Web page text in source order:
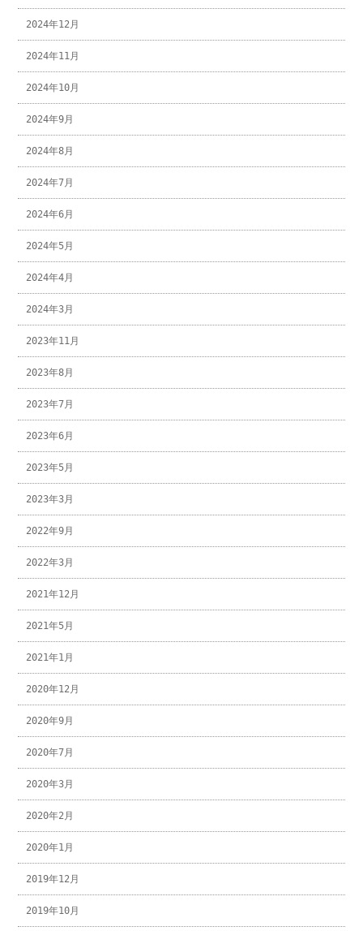
2024年12月
2024年11月
2024年10月
2024年9月
2024年8月
2024年7月
2024年6月
2024年5月
2024年4月
2024年3月
2023年11月
2023年8月
2023年7月
2023年6月
2023年5月
2023年3月
2022年9月
2022年3月
2021年12月
2021年5月
2021年1月
2020年12月
2020年9月
2020年7月
2020年3月
2020年2月
2020年1月
2019年12月
2019年10月